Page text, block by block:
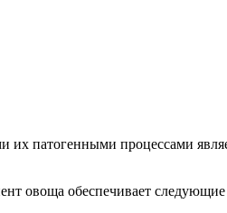
патогенными процессами
овоща обеспечивает следующие